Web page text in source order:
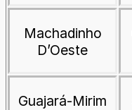
Machadinho
D’Oeste
Guajará-Mirim